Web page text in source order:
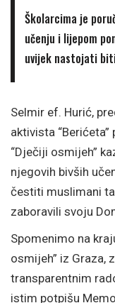
Školarcima je
učenju i lijepom
uvijek nastojati
Selmir ef. Hurić,
aktivista
“Dječiji osmijeh”
njegovih bivših
čestiti muslimani
zaboravili svoju
Spomenimo na
osmijeh” iz Graza,
transparentnim
istim potpišu